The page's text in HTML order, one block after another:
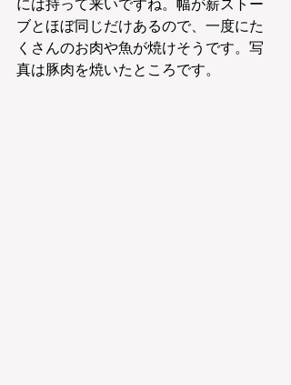
には持って来いですね。幅が薪ストー
ブとほぼ同じだけあるので、一度にた
くさんのお肉や魚が焼けそうです。写
真は豚肉を焼いたところです。